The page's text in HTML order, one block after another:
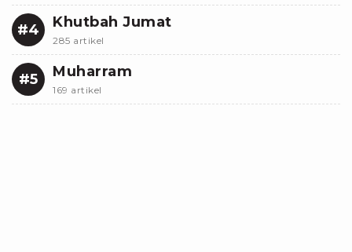
#4 Khutbah Jumat
285 artikel
#5 Muharram
169 artikel